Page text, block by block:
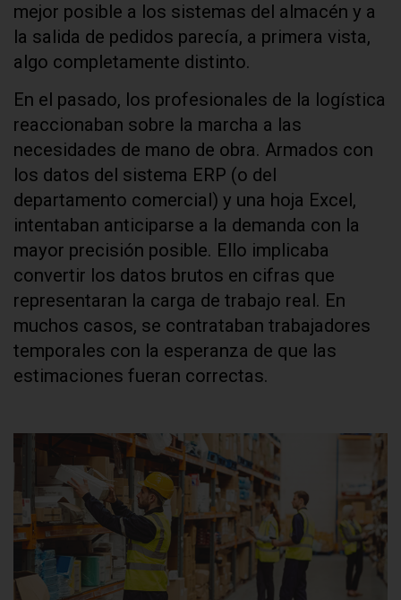
mejor posible a los sistemas del almacén y a
la salida de pedidos parecía, a primera vista,
algo completamente distinto.
En el pasado, los profesionales de la logística
reaccionaban sobre la marcha a las
necesidades de mano de obra. Armados con
los datos del sistema ERP (o del
departamento comercial) y una hoja Excel,
intentaban anticiparse a la demanda con la
mayor precisión posible. Ello implicaba
convertir los datos brutos en cifras que
representaran la carga de trabajo real. En
muchos casos, se contrataban trabajadores
temporales con la esperanza de que las
estimaciones fueran correctas.